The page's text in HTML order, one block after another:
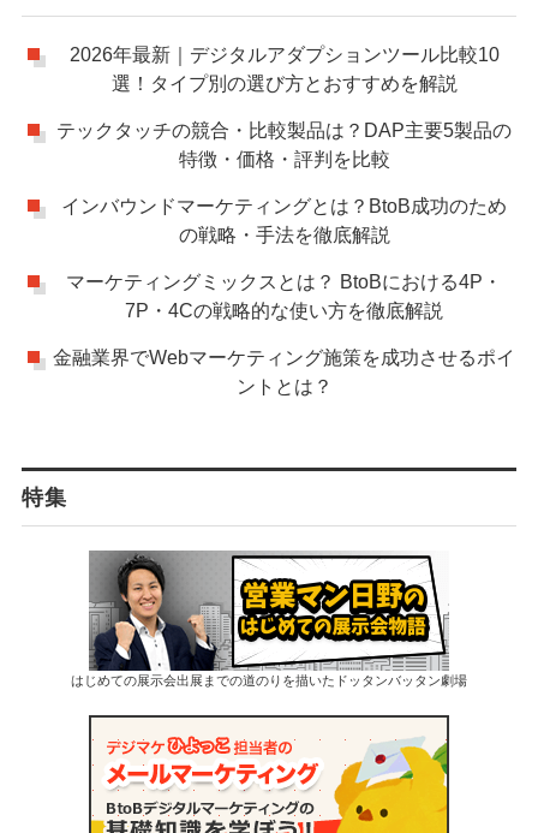
2026年最新｜デジタルアダプションツール比較10
選！タイプ別の選び方とおすすめを解説
テックタッチの競合・比較製品は？DAP主要5製品の
特徴・価格・評判を比較
インバウンドマーケティングとは？BtoB成功のため
の戦略・手法を徹底解説
マーケティングミックスとは？ BtoBにおける4P・
7P・4Cの戦略的な使い方を徹底解説
金融業界でWebマーケティング施策を成功させるポイ
ントとは？
特集
はじめての展示会出展までの道のりを描いたドッタンバッタン劇場